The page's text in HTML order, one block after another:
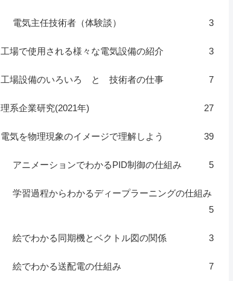
電気主任技術者（体験談） 3
工場で使用される様々な電気設備の紹介 3
工場設備のいろいろ と 技術者の仕事 7
理系企業研究(2021年) 27
電気を物理現象のイメージで理解しよう 39
アニメーションでわかるPID制御の仕組み 5
学習過程からわかるディープラーニングの仕組み
5
絵でわかる同期機とベクトル図の関係 3
絵でわかる送配電の仕組み 7